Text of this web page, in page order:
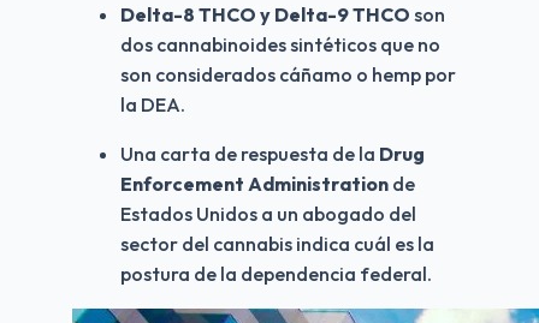
Delta-8 THCO y Delta-9 THCO son
dos cannabinoides sintéticos que no
son considerados cáñamo o hemp por
la DEA.
Una carta de respuesta de la Drug
Enforcement Administration de
Estados Unidos a un abogado del
sector del cannabis indica cuál es la
postura de la dependencia federal.